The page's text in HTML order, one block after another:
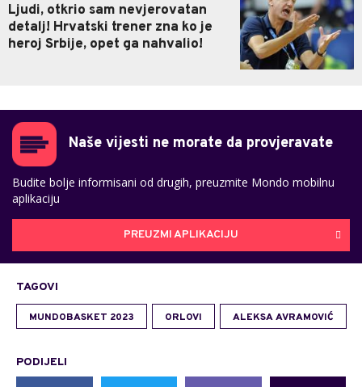
Ljudi, otkrio sam nevjerovatan
detalj! Hrvatski trener zna ko je
heroj Srbije, opet ga nahvalio!
Naše vijesti ne morate da provjeravate
Budite bolje informisani od drugih, preuzmite Mondo mobilnu
aplikaciju
PREUZMI APLIKACIJU
TAGOVI
MUNDOBASKET 2023 ORLOVI ALEKSA AVRAMOVIĆ
PODIJELI